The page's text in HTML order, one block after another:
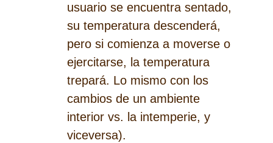
usuario se encuentra sentado,
su temperatura descenderá,
pero si comienza a moverse o
ejercitarse, la temperatura
trepará. Lo mismo con los
cambios de un ambiente
interior vs. la intemperie, y
viceversa).